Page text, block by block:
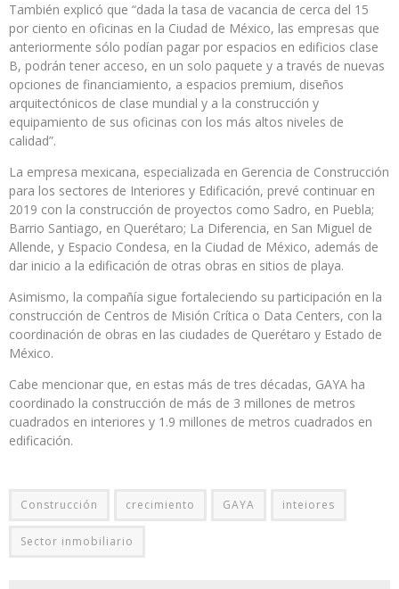
También explicó que “dada la tasa de vacancia de cerca del 15
por ciento en oficinas en la Ciudad de México, las empresas que
anteriormente sólo podían pagar por espacios en edificios clase
B, podrán tener acceso, en un solo paquete y a través de nuevas
opciones de financiamiento, a espacios premium, diseños
arquitectónicos de clase mundial y a la construcción y
equipamiento de sus oficinas con los más altos niveles de
calidad”.
La empresa mexicana, especializada en Gerencia de Construcción
para los sectores de Interiores y Edificación, prevé continuar en
2019 con la construcción de proyectos como Sadro, en Puebla;
Barrio Santiago, en Querétaro; La Diferencia, en San Miguel de
Allende, y Espacio Condesa, en la Ciudad de México, además de
dar inicio a la edificación de otras obras en sitios de playa.
Asimismo, la compañía sigue fortaleciendo su participación en la
construcción de Centros de Misión Crítica o Data Centers, con la
coordinación de obras en las ciudades de Querétaro y Estado de
México.
Cabe mencionar que, en estas más de tres décadas, GAYA ha
coordinado la construcción de más de 3 millones de metros
cuadrados en interiores y 1.9 millones de metros cuadrados en
edificación.
Construcción crecimiento GAYA inteiores
Sector inmobiliario